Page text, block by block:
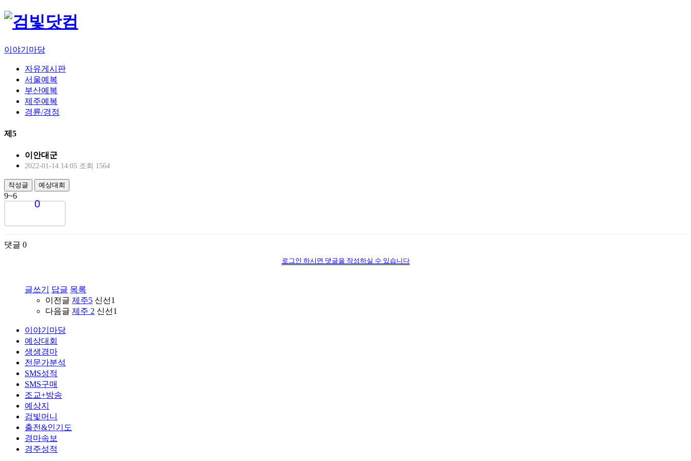
이야기마당
자유게시판
서울예복
부산예복
제주예복
경륜/경정
제5
이안대군
2022-01-14 14:05 조회 1564
작성글 예상대회
9~6
0
댓글 0
로그인 하시면 댓글을 작성하실 수 있습니다
글쓰기 답글 목록
이전글 제주5 신선1
다음글 제주 2 신선1
이야기마당
예상대회
생생경마
전문가분석
SMS성적
SMS구매
조교+방송
예상지
검빛머니
출전&인기도
경마속보
경주성적